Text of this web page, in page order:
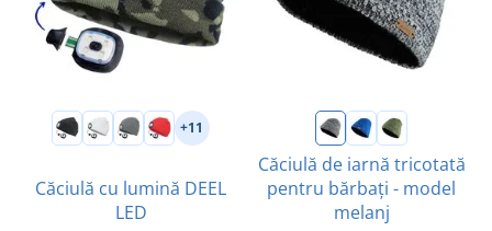
+11
Căciulă cu lumină DEEL
LED
Căciulă de iarnă tricotată
pentru bărbați - model
melanj